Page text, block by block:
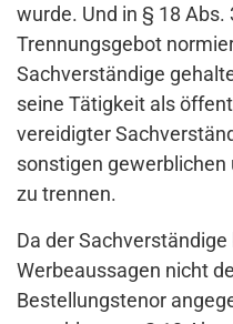
wurde. Und in § 18 Abs.
Trennungsgebot
Sachverständige
seine Tätigkeit als
vereidigter
sonstigen
zu trennen.
Da der
Werbeaussagen nicht
Bestellungstenor